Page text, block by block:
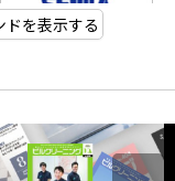
を表示する